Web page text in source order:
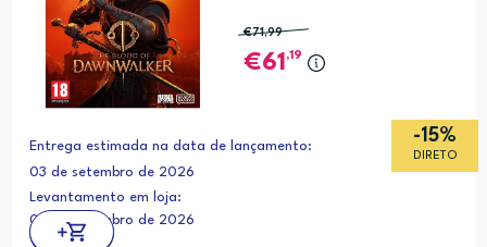
-15%
DIRETO
€71,99
61 ,19
Entrega estimada na data de lançamento:
03 de setembro de 2026
Levantamento em loja:
03 de setembro de 2026